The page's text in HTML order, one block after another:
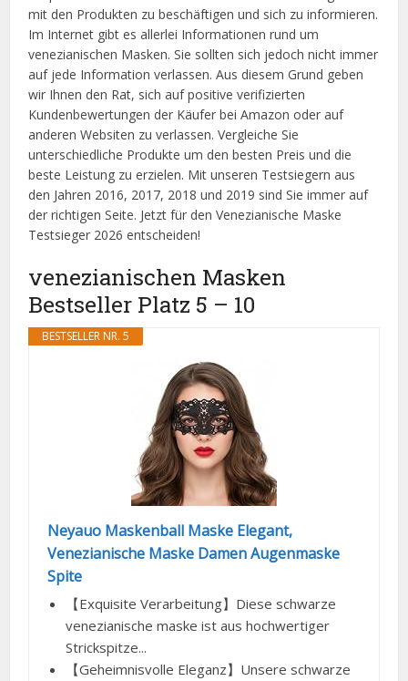
mit den Produkten zu beschäftigen und sich zu informieren.
Im Internet gibt es allerlei Informationen rund um
venezianischen Masken. Sie sollten sich jedoch nicht immer
auf jede Information verlassen. Aus diesem Grund geben
wir Ihnen den Rat, sich auf positive verifizierten
Kundenbewertungen der Käufer bei Amazon oder auf
anderen Websiten zu verlassen. Vergleiche Sie
unterschiedliche Produkte um den besten Preis und die
beste Leistung zu erzielen. Mit unseren Testsiegern aus
den Jahren 2016, 2017, 2018 und 2019 sind Sie immer auf
der richtigen Seite. Jetzt für den Venezianische Maske
Testsieger 2026 entscheiden!
venezianischen Masken
Bestseller Platz 5 – 10
BESTSELLER NR. 5
Neyauo Maskenball Maske Elegant,
Venezianische Maske Damen Augenmaske
Spite
【Exquisite Verarbeitung】Diese schwarze
venezianische maske ist aus hochwertiger
Strickspitze...
【Geheimnisvolle Eleganz】Unsere schwarze